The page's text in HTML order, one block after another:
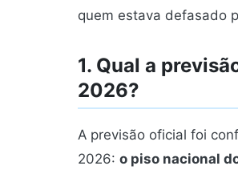
quem estava defasado
1. Qual a
2026?
A previsão oficial foi
2026: o piso nacional